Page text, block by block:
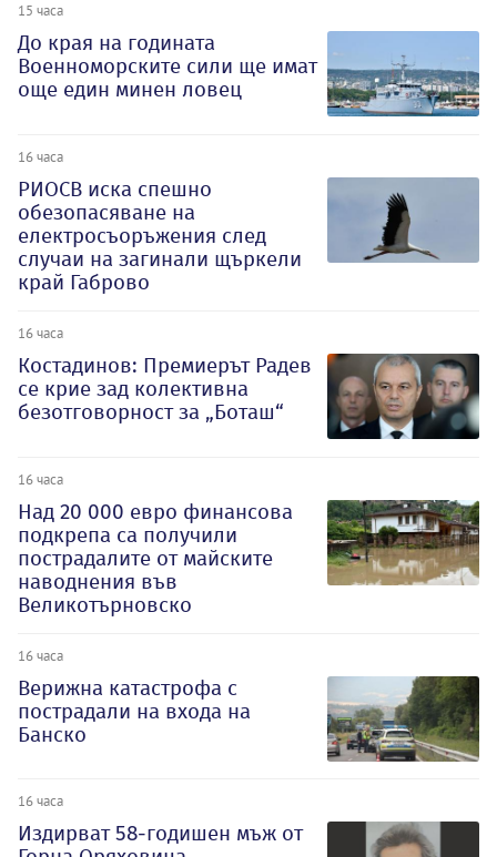
15 часа
До края на годината
Военноморските сили ще имат
още един минен ловец
16 часа
РИОСВ иска спешно
обезопасяване на
електросъоръжения след
случаи на загинали щъркели
край Габрово
16 часа
Костадинов: Премиерът Радев
се крие зад колективна
безотговорност за „Боташ“
16 часа
Над 20 000 евро финансова
подкрепа са получили
пострадалите от майските
наводнения във
Великотърновско
16 часа
Верижна катастрофа с
пострадали на входа на
Банско
16 часа
Издирват 58-годишен мъж от